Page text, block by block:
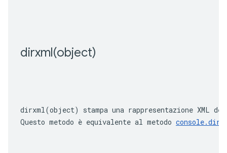
dirxml(object)
dirxml(object)
stampa una rappresentazione
Questo metodo è equivalente al metodo